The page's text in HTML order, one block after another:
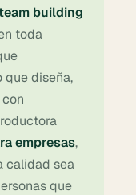
building
toda
que diseña,
empresas,
calidad sea
que